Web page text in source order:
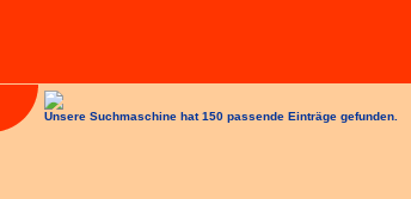
Unsere Suchmaschine hat 150 passende Einträge gefunden.